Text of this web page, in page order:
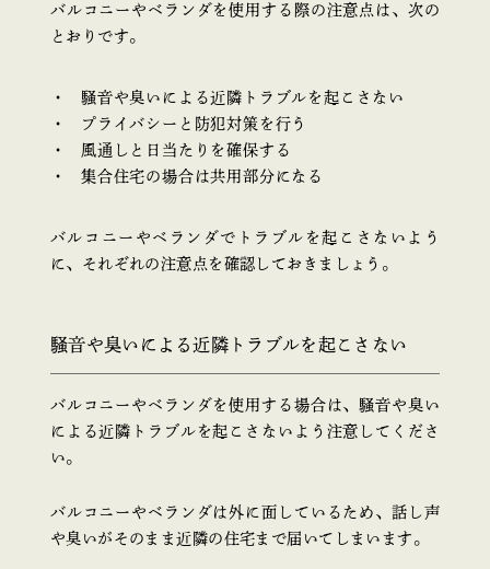
バルコニーやベランダを使用する際の注意点は、次の
とおりです。
騒音や臭いによる近隣トラブルを起こさない
プライバシーと防犯対策を行う
風通しと日当たりを確保する
集合住宅の場合は共用部分になる
バルコニーやベランダでトラブルを起こさないよう
に、それぞれの注意点を確認しておきましょう。
騒音や臭いによる近隣トラブルを起こさない
バルコニーやベランダを使用する場合は、騒音や臭い
による近隣トラブルを起こさないよう注意してくださ
い。
バルコニーやベランダは外に面しているため、話し声
や臭いがそのまま近隣の住宅まで届いてしまいます。